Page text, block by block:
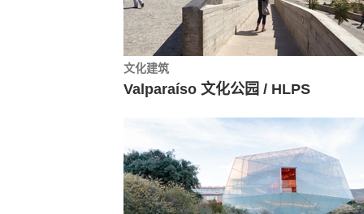
文化建筑
Valparaíso 文化公园 / HLPS